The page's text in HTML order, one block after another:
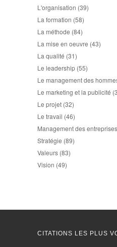
L'organisation (39)
La formation (58)
La méthode (84)
La mise en oeuvre (43)
La qualité (31)
Le leadership (55)
Le management des
Le marketing et la publicité
Le projet (32)
Le travail (46)
Management des entreprises
Stratégie (89)
Valeurs (83)
Vision (49)
CITATIONS LES PLUS